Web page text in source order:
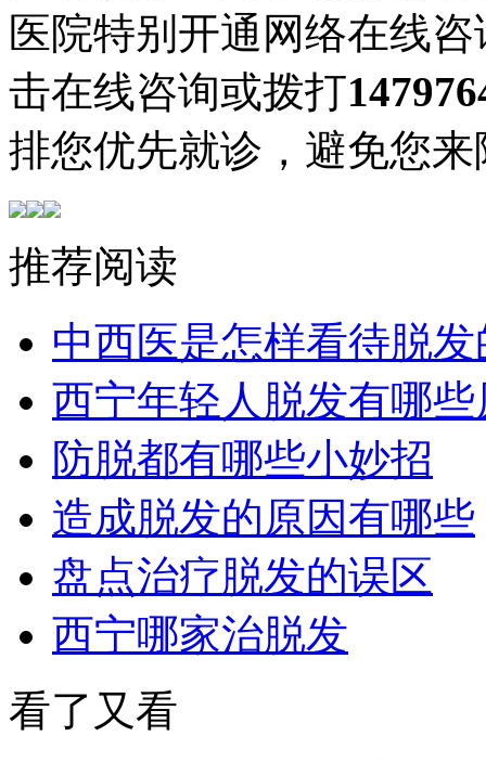
医院特别开通网络在线
击在线咨询或拨打
排您优先就诊，避免您
推荐阅读
中西医是怎样看待脱
西宁年轻人脱发有哪些
防脱都有哪些小妙招
造成脱发的原因有哪些
盘点治疗脱发的误区
西宁哪家治脱发
看了又看